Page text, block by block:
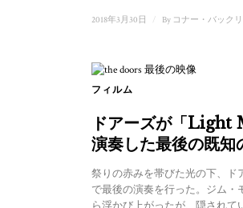
2018年3月30日 By コナー・バック
フィルム
ドアーズが「Light
演奏した最後の既知
祭りの赤みを帯びた光の下、ド
で最後の演奏を行った。ジム・